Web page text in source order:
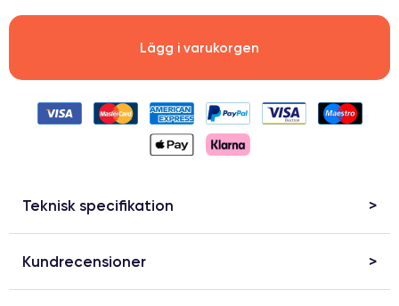
Lägg i varukorgen
Teknisk specifikation
Kundrecensioner